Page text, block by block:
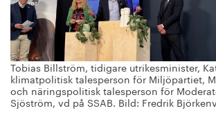
Tobias Billström, tidigare utrikesminister,
klimatpolitisk talesperson för Miljöpartiet,
och näringspolitisk talesperson för
Sjöström, vd på SSAB. Bild: Fredrik